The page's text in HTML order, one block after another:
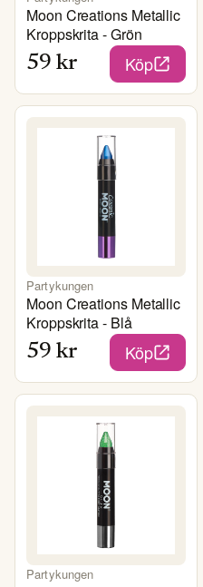
Moon Creations Metallic
Kroppskrita - Grön
59 kr Köp
Partykungen
Moon Creations Metallic
Kroppskrita - Blå
59 kr Köp
Partykungen